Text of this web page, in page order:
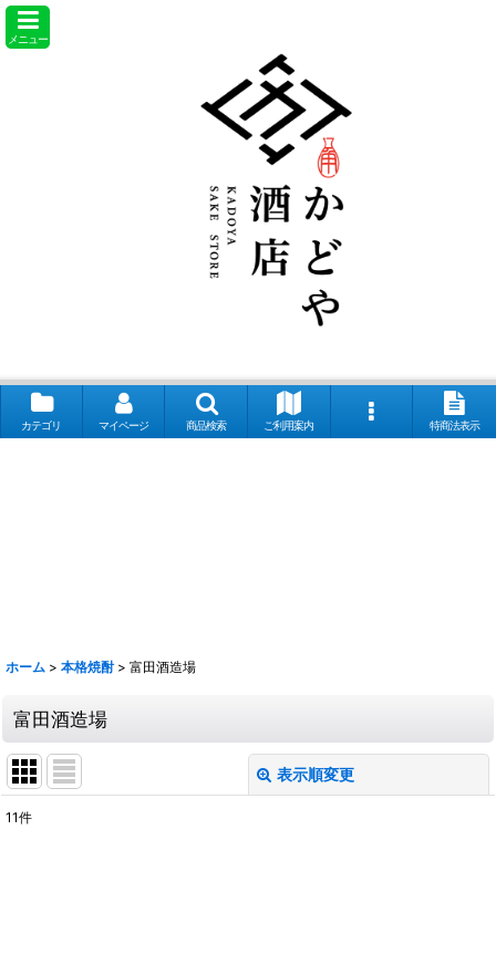
メニュー
カテゴリ マイページ 商品検索 ご利用案内 特商法表示
ホーム > 本格焼酎 > 富田酒造場
富田酒造場
表示順変更
11件